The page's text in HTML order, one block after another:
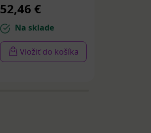
52,46 €
Na sklade
Vložiť do košíka